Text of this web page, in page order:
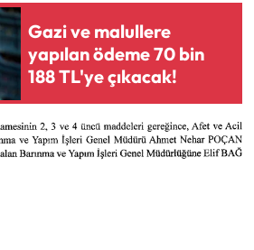
Gazi ve malullere
yapılan ödeme 70 bin
188 TL'ye çıkacak!